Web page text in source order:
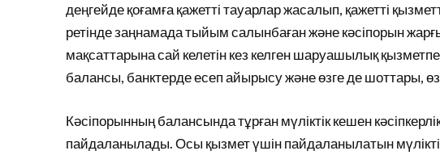
деңгейде қоғамға қажетті тауарлар жасалып, қажетті
ретінде заңнамада тыйым салынбаған және кәсіпорын
мақсаттарына сай келетін кез келген шаруашылық
балансы, банктерде есеп айырысу және өзге де шоттары,
Кәсіпорынның балансында тұрған мүліктік кешен
пайдаланылады. Осы қызмет үшін пайдаланылатын